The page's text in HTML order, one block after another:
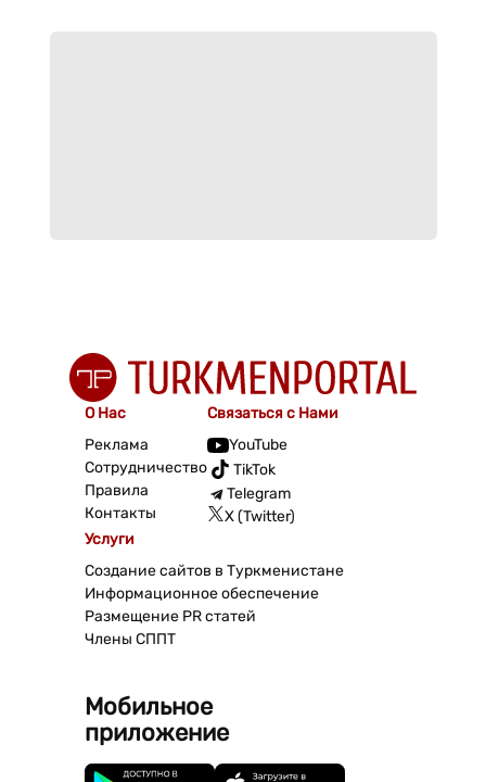
О Нас
Реклама
Сотрудничество
Правила
Контакты
Связаться с Нами
YouTube
TikTok
Telegram
X (Twitter)
Услуги
Создание сайтов в Туркменистане
Информационное обеспечение
Размещение PR статей
Члены СППТ
Мобильное
приложение